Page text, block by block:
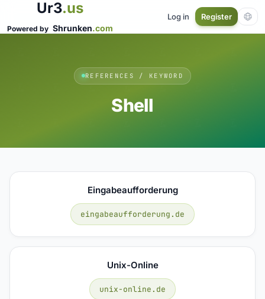
Ur3.us
Powered by Shrunken.com
Log in Register
REFERENCES / KEYWORD
Shell
Eingabeaufforderung
eingabeaufforderung.de
Unix-Online
unix-online.de